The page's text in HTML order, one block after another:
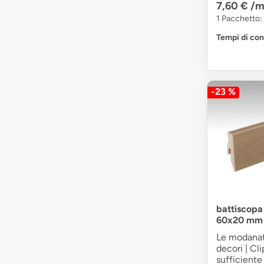
7,60 € /
1
Tempi di
-23 %
60x20
Le
decori |
sufficiente